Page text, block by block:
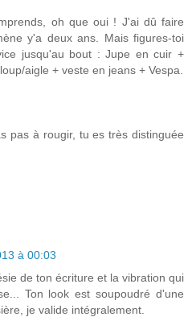
oh que oui ! J'ai dû faire
y'a deux ans. Mais figures-toi
jusqu'au bout : Jupe en cuir +
aigle + veste en jeans + Vespa.
pas à rougir, tu es très distinguée
à 00:03
de ton écriture et la vibration qui
Ton look est soupoudré d'une
je valide intégralement.